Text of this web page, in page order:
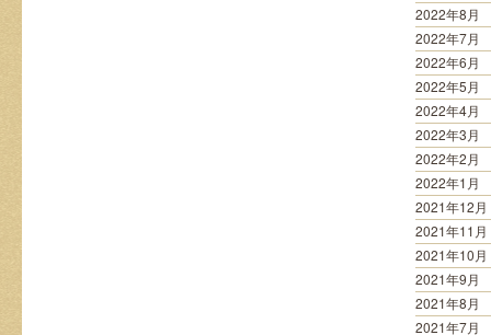
2022年8月
2022年7月
2022年6月
2022年5月
2022年4月
2022年3月
2022年2月
2022年1月
2021年12月
2021年11月
2021年10月
2021年9月
2021年8月
2021年7月